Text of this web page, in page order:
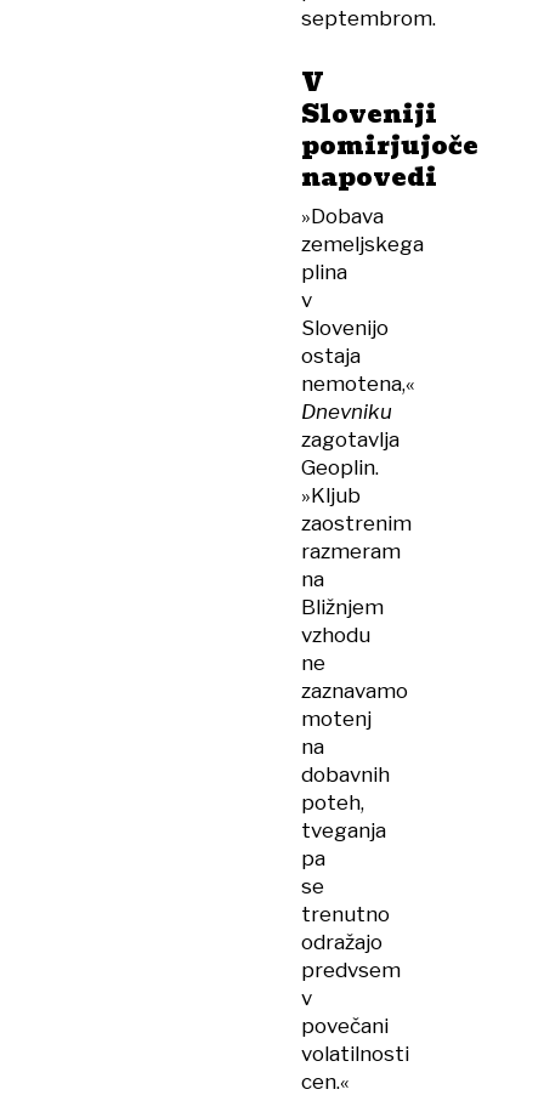
septembrom.
V
Sloveniji
pomirjujoče
napovedi
»Dobava
zemeljskega
plina
v
Slovenijo
ostaja
nemotena,«
Dnevniku
zagotavlja
Geoplin.
»Kljub
zaostrenim
razmeram
na
Bližnjem
vzhodu
ne
zaznavamo
motenj
na
dobavnih
poteh,
tveganja
pa
se
trenutno
odražajo
predvsem
v
povečani
volatilnosti
cen.«